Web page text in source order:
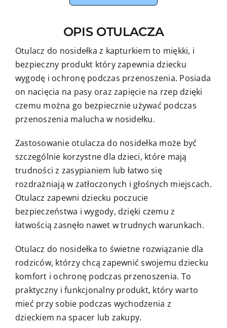
beżowym
minky
OPIS OTULACZA
Otulacz do nosidełka z kapturkiem to miękki, i
bezpieczny produkt który zapewnia dziecku
wygodę i ochronę podczas przenoszenia. Posiada
on nacięcia na pasy oraz zapięcie na rzep dzięki
czemu można go bezpiecznie używać podczas
przenoszenia malucha w nosidełku.
Zastosowanie otulacza do nosidełka może być
szczególnie korzystne dla dzieci, które mają
trudności z zasypianiem lub łatwo się
rozdrażniają w zatłoczonych i głośnych miejscach.
Otulacz zapewni dziecku poczucie
bezpieczeństwa i wygody, dzięki czemu z
łatwością zasnęło nawet w trudnych warunkach.
Otulacz do nosidełka to świetne rozwiązanie dla
rodziców, którzy chcą zapewnić swojemu dziecku
komfort i ochronę podczas przenoszenia. To
praktyczny i funkcjonalny produkt, który warto
mieć przy sobie podczas wychodzenia z
dzieckiem na spacer lub zakupy.